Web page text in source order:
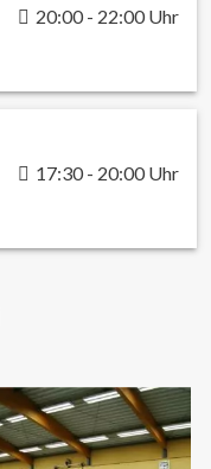
20:00 - 22:00 Uhr
17:30 - 20:00 Uhr